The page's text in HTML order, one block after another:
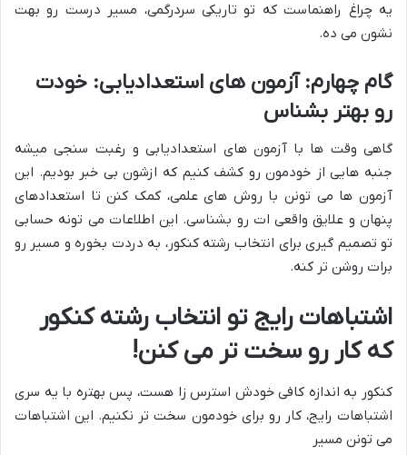
یه چراغ راهنماست که تو تاریکی سردرگمی، مسیر درست رو بهت
نشون می ده.
گام چهارم: آزمون های استعدادیابی: خودت
رو بهتر بشناس
گاهی وقت ها با آزمون های استعدادیابی و رغبت سنجی میشه
جنبه هایی از خودمون رو کشف کنیم که ازشون بی خبر بودیم. این
آزمون ها می تونن با روش های علمی، کمک کنن تا استعدادهای
پنهان و علایق واقعی ات رو بشناسی. این اطلاعات می تونه حسابی
تو تصمیم گیری برای انتخاب رشته کنکور، به دردت بخوره و مسیر رو
برات روشن تر کنه.
اشتباهات رایج تو انتخاب رشته کنکور
که کار رو سخت تر می کنن!
کنکور به اندازه کافی خودش استرس زا هست، پس بهتره با یه سری
اشتباهات رایج، کار رو برای خودمون سخت تر نکنیم. این اشتباهات
می تونن مسیر